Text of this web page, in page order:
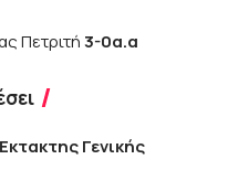
Πετριτή3-0α.α
Γενικής